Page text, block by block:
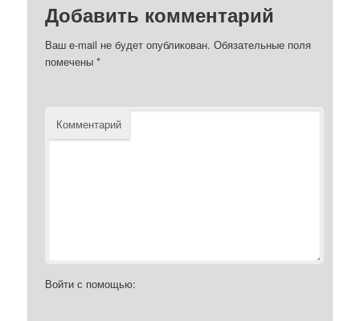
Добавить комментарий
Ваш e-mail не будет опубликован. Обязательные поля
помечены*
Комментарий
Войти с помощью: